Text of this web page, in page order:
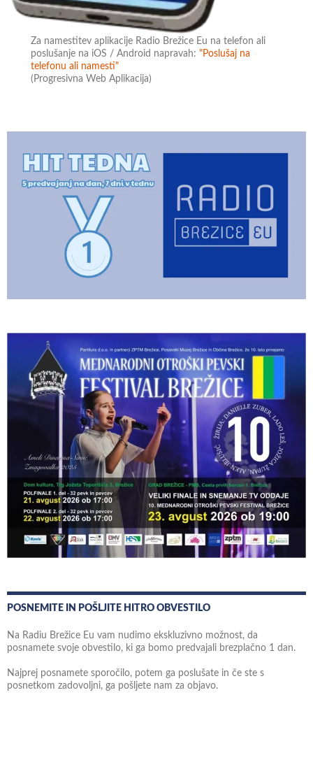
Za namestitev aplikacije Radio Brežice Eu na telefon ali
poslušanje na iOS / Android napravah:"Poslušaj na
telefonu ali namesti"
(Progresivna Web Aplikacija)
POSNEMITE IN POŠLJITE HITRO OBVESTILO
Na Radiu Brežice Eu vam nudimo ekskluzivno možnost, da
posnamete svoje obvestilo, ki ga bomo predvajali brezplačno 1 dan.
Najprej posnamete sporočilo, potem ga poslušate in če ste s
posnetkom zadovoljni, ga pošljete nam za objavo.